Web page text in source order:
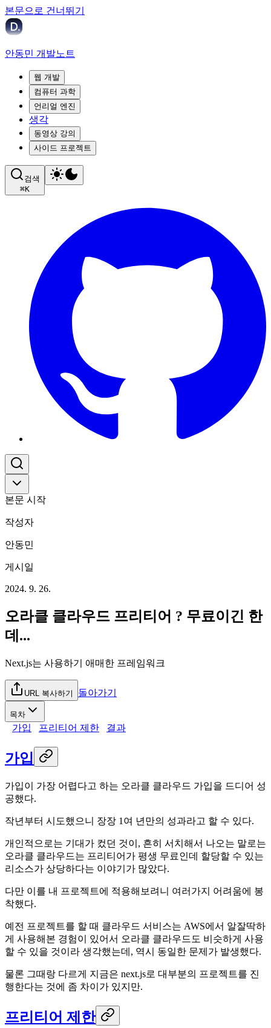
본문으로 건너뛰기
안동민 개발노트
웹 개발
컴퓨터 과학
언리얼 엔진
생각
동영상 강의
사이드 프로젝트
검색
⌘K
본문 시작
작성자
안동민
게시일
2024. 9. 26.
오라클 클라우드 프리티어 ? 무료이긴 한
데...
Next.js는 사용하기 애매한 프레임워크
URL 복사하기 돌아가기
목차
가입 프리티어 제한 결과
가입
가입이 가장 어렵다고 하는 오라클 클라우드 가입을 드디어 성
공했다.
작년부터 시도했으니 장장 1여 년만의 성과라고 할 수 있다.
개인적으로는 기대가 컸던 것이, 흔히 서치해서 나오는 말로는
오라클 클라우드는 프리티어가 평생 무료인데 할당할 수 있는
리소스가 상당하다는 이야기가 많았다.
다만 이를 내 프로젝트에 적용해보려니 여러가지 어려움에 봉
착했다.
예전 프로젝트를 할 때 클라우드 서비스는 AWS에서 알잘딱하
게 사용해본 경험이 있어서 오라클 클라우드도 비슷하게 사용
할 수 있을 것이라 생각했는데, 역시 동일한 문제가 발생했다.
물론 그때랑 다르게 지금은 next.js로 대부분의 프로젝트를 진
행한다는 것에 좀 차이가 있지만.
프리티어 제한